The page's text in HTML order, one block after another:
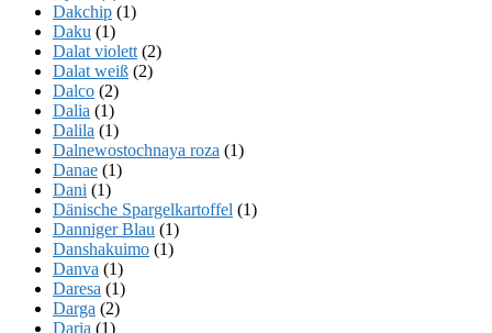
Dakchip (1)
Daku (1)
Dalat violett (2)
Dalat weiß (2)
Dalco (2)
Dalia (1)
Dalila (1)
Dalnewostochnaya roza (1)
Danae (1)
Dani (1)
Dänische Spargelkartoffel (1)
Danniger Blau (1)
Danshakuimo (1)
Danva (1)
Daresa (1)
Darga (2)
Daria (1)